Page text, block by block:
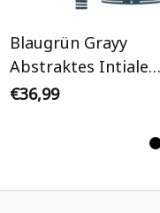
Blaugrün Grayy
Abstraktes Intiale
Weißer Ärmel
€36,99